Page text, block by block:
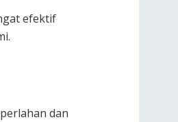
efektif
dan